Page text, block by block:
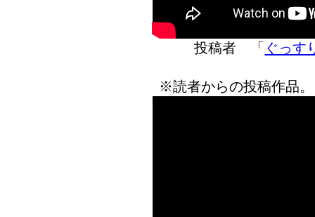
投稿者 「 ぐっす
※読者からの投稿作品